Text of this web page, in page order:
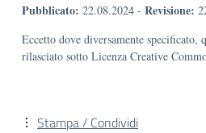
Pubblicato: 22.08.2024 - Revisione:
Eccetto dove diversamente specificato,
rilasciato sotto Licenza Creative
Stampa / Condividi